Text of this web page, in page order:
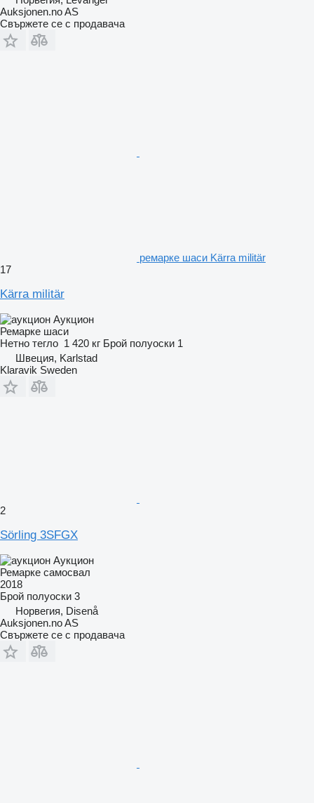
Auksjonen.no AS
Свържете се с продавача
ремарке шаси Kärra militär
17
Kärra militär
Аукцион
Ремарке шаси
Нетно тегло 1 420 кг Брой полуоски 1
Швеция, Karlstad
Klaravik Sweden
2
Sörling 3SFGX
Аукцион
Ремарке самосвал
2018
Брой полуоски 3
Норвегия, Disenå
Auksjonen.no AS
Свържете се с продавача